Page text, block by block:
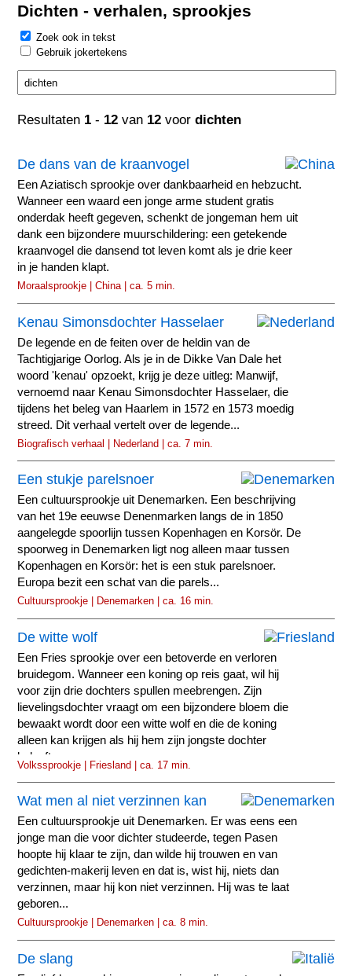
Dichten - verhalen, sprookjes
Zoek ook in tekst
Gebruik jokertekens
Resultaten 1 - 12 van 12 voordichten
De dans van de kraanvogel
Een Aziatisch sprookje over dankbaarheid en hebzucht.
Wanneer een waard een jonge arme student gratis
onderdak heeft gegeven, schenkt de jongeman hem uit
dank een bijzondere muurschildering: een getekende
kraanvogel die dansend tot leven komt als je drie keer
in je handen klapt.
Moraalsprookje | China | ca. 5 min.
Kenau Simonsdochter Hasselaer
De legende en de feiten over de heldin van de
Tachtigjarige Oorlog. Als je in de Dikke Van Dale het
woord 'kenau' opzoekt, krijg je deze uitleg: Manwijf,
vernoemd naar Kenau Simonsdochter Hasselaer, die
tijdens het beleg van Haarlem in 1572 en 1573 moedig
streed. Dit verhaal vertelt over de legende...
Biografisch verhaal | Nederland | ca. 7 min.
Een stukje parelsnoer
Een cultuursprookje uit Denemarken. Een beschrijving
van het 19e eeuwse Denenmarken langs de in 1850
aangelegde spoorlijn tussen Kopenhagen en Korsör. De
spoorweg in Denemarken ligt nog alleen maar tussen
Kopenhagen en Korsör: het is een stuk parelsnoer.
Europa bezit een schat van die parels...
Cultuursprookje | Denemarken | ca. 16 min.
De witte wolf
Een Fries sprookje over een betoverde en verloren
bruidegom. Wanneer een koning op reis gaat, wil hij
voor zijn drie dochters spullen meebrengen. Zijn
lievelingsdochter vraagt om een bijzondere bloem die
bewaakt wordt door een witte wolf en die de koning
alleen kan krijgen als hij hem zijn jongste dochter
belooft.
Volkssprookje | Friesland | ca. 17 min.
Wat men al niet verzinnen kan
Een cultuursprookje uit Denemarken. Er was eens een
jonge man die voor dichter studeerde, tegen Pasen
hoopte hij klaar te zijn, dan wilde hij trouwen en van
gedichten-makerij leven en dat is, wist hij, niets dan
verzinnen, maar hij kon niet verzinnen. Hij was te laat
geboren...
Cultuursprookje | Denemarken | ca. 8 min.
De slang